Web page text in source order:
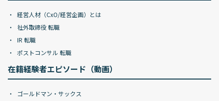
経営人材（CxO/経営企画）とは
社外取締役 転職
IR 転職
ポストコンサル 転職
在籍経験者エピソード（動画）
ゴールドマン・サックス